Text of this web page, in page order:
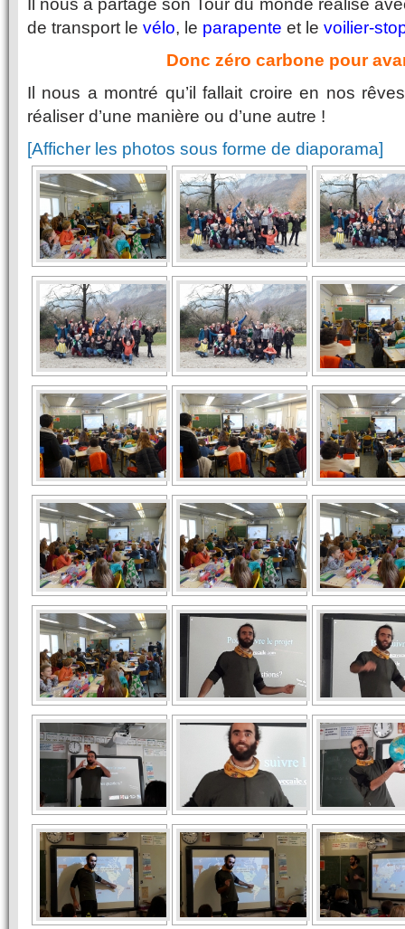
Il nous a partagé son Tour du monde réalisé
de transport le vélo, le parapente et le voilier-
Donc zéro carbone pour
Il nous a montré qu’il fallait croire en nos
réaliser d’une manière ou d’une autre !
[Afficher les photos sous forme de diaporama]